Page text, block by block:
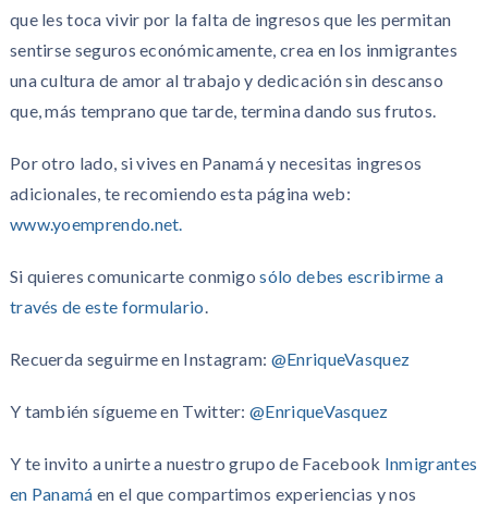
que les toca vivir por la falta de ingresos que les permitan
sentirse seguros económicamente, crea en los inmigrantes
una cultura de amor al trabajo y dedicación sin descanso
que, más temprano que tarde, termina dando sus frutos.
Por otro lado, si vives en Panamá y necesitas ingresos
adicionales, te recomiendo esta página web:
www.yoemprendo.net.
Si quieres comunicarte conmigosólo debes escribirme a
través de este formulario
Recuerda seguirme en Instagram: @EnriqueVasquez
Y también sígueme en Twitter:@EnriqueVasquez
Y te invito a unirte a nuestro grupo de Facebook Inmigrantes
en Panamá en el que compartimos experiencias y nos